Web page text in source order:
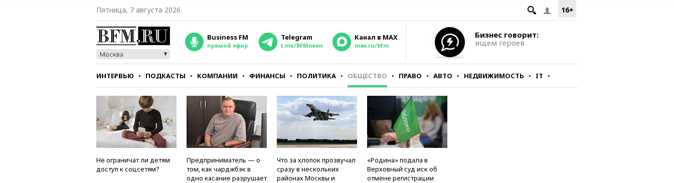
16+
Пятница, 7 августа 2026
Москва
Business FM
прямой эфир
Telegram
t.me/BFMnews
Канал в MAX
max.ru/bfm
Бизнес говорит:
ищем героев
ИНТЕРВЬЮ ПОДКАСТЫ КОМПАНИИ ФИНАНСЫ ПОЛИТИКА ОБЩЕСТВО ПРАВО АВТО НЕДВИЖИМОСТЬ IT
СТИЛЬ ТЕСТЫ
Не ограничат ли детям
доступ к соцсетям?
Предприниматель — о
том, как чарджбэк в
одно касание разрушает
Что за хлопок прозвучал
сразу в нескольких
районах Москвы и
«Родина» подала в
Верховный суд иск об
отмене регистрации